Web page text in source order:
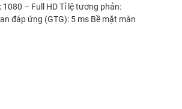
– Full HD Tỉ lệ tương phản:
đáp ứng (GTG): 5 ms Bề mặt màn